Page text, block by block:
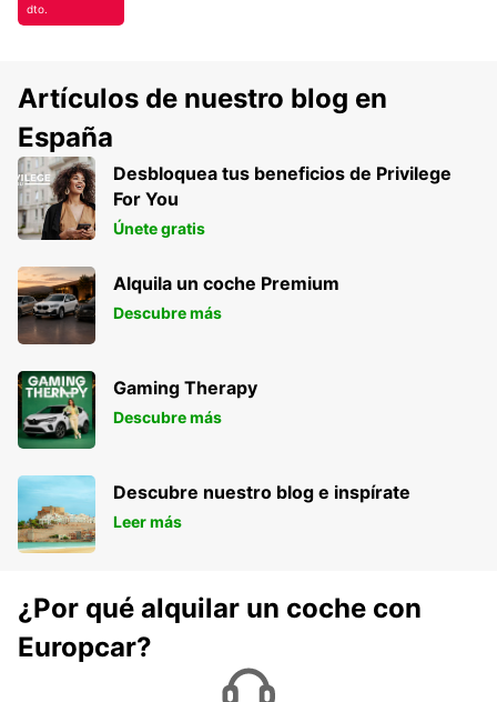
dto.
Artículos de nuestro blog en
España
Desbloquea tus beneficios de Privilege
For You
Únete gratis
Alquila un coche Premium
Descubre más
Gaming Therapy
Descubre más
Descubre nuestro blog e inspírate
Leer más
¿Por qué alquilar un coche con
Europcar?